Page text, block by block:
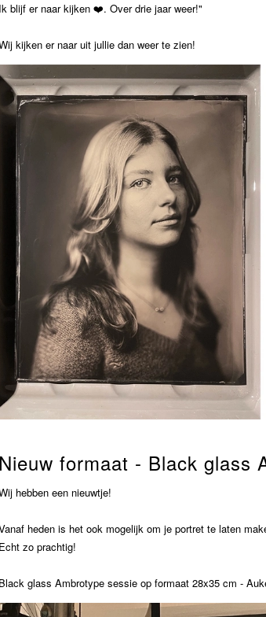
Ik blijf er naar kijken ❤️. Over drie jaar weer!"
kijken er naar uit jullie dan weer te zien!
Nieuw formaat - Black glass
hebben een nieuwtje!
heden is het ook mogelijk om je portret te laten
Echt zo prachtig!
Black glass Ambrotype sessie op formaat 28x35 cm -